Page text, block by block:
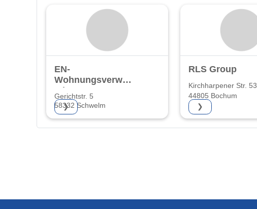
EN-
Wohnungsverwaltungsgesellschaft
mbH
Gerichtstr. 5
58332 Schwelm
❯
RLS Group
Kirchharpener Str. 53
44805 Bochum
❯